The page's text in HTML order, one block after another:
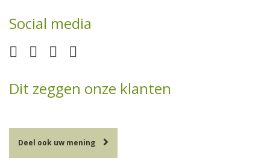
Social media
Dit zeggen onze klanten
Deel ook uw mening